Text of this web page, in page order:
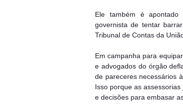
Ele também é apontado
governista de tentar
Tribunal de Contas da
Em campanha para
e advogados do órgão
de pareceres necessários
Isso porque as
e decisões para embasar